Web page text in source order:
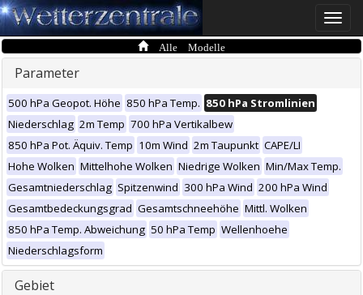
Toggle
Alle Modelle
Parameter
500 hPa Geopot. Höhe 850 hPa Temp. 850 hPa Stromlinien
Niederschlag 2m Temp 700 hPa Vertikalbew
850 hPa Pot. Äquiv. Temp 10m Wind 2m Taupunkt CAPE/LI
Hohe Wolken Mittelhohe Wolken Niedrige Wolken Min/Max Temp.
Gesamtniederschlag Spitzenwind 300 hPa Wind 200 hPa Wind
Gesamtbedeckungsgrad Gesamtschneehöhe Mittl. Wolken
850 hPa Temp. Abweichung 50 hPa Temp Wellenhoehe
Niederschlagsform
Gebiet